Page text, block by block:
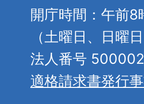
開庁時間：午前
（土曜日、日曜
法人番号
適格請求書発行